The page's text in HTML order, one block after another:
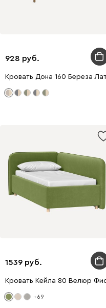
928
Кровать Дона 160 Береза
1539
Кровать Кейла 80 Велюр
+69